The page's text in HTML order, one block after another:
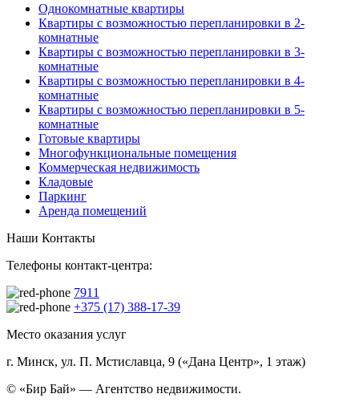
Однокомнатные квартиры
Квартиры с возможностью перепланировки в 2-
комнатные
Квартиры с возможностью перепланировки в 3-
комнатные
Квартиры с возможностью перепланировки в 4-
комнатные
Квартиры с возможностью перепланировки в 5-
комнатные
Готовые квартиры
Многофункциональные помещения
Коммерческая недвижимость
Кладовые
Паркинг
Аренда помещений
Наши Контакты
Телефоны контакт-центра:
7911
+375 (17) 388-17-39
Место оказания услуг
г. Минск, ул. П. Мстиславца, 9 («Дана Центр», 1 этаж)
© «Бир Бай» — Агентство недвижимости.